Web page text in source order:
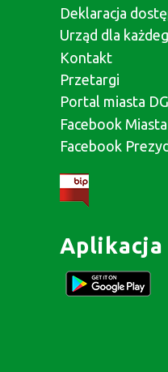
Deklaracja
Urząd dla
Kontakt
Przetargi
Portal miasta DG
Facebook Miasta
Facebook
Aplikacja